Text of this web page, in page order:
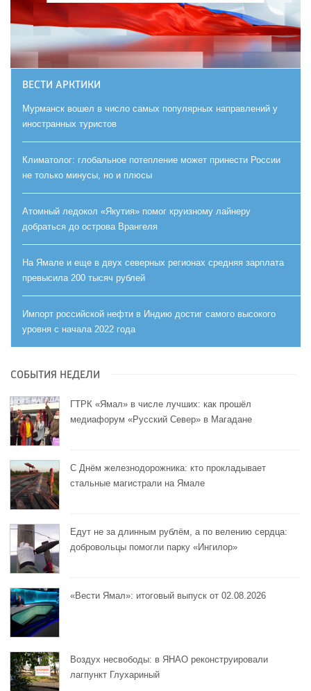
ВЕСТИ АРКТИКИ
Мурманск вошел в число самых популярных направлений у
иностранных туристов
Климатолог: глобальное потепление может принести России
не только минусы, но и плюсы
Атомный ледокол «Якутия» помог круизному лайнеру
добраться до острова Врангеля
На Ямале и еще в двух северных регионах средняя зарплата
превысила 200 тысяч рублей
Импорт российской нефти в Индию достиг самого высокого
уровня с начала 2022 года
СОБЫТИЯ НЕДЕЛИ
ГТРК «Ямал» в числе лучших: как прошёл
медиафорум «Русский Север» в Магадане
С Днём железнодорожника: кто прокладывает
стальные магистрали на Ямале
Едут не за длинным рублём, а по велению сердца:
добровольцы помогли парку «Ингилор»
«Вести Ямал»: итоговый выпуск от 02.08.2026
Воздух несвободы: в ЯНАО реконструировали
лагпункт Глухариный